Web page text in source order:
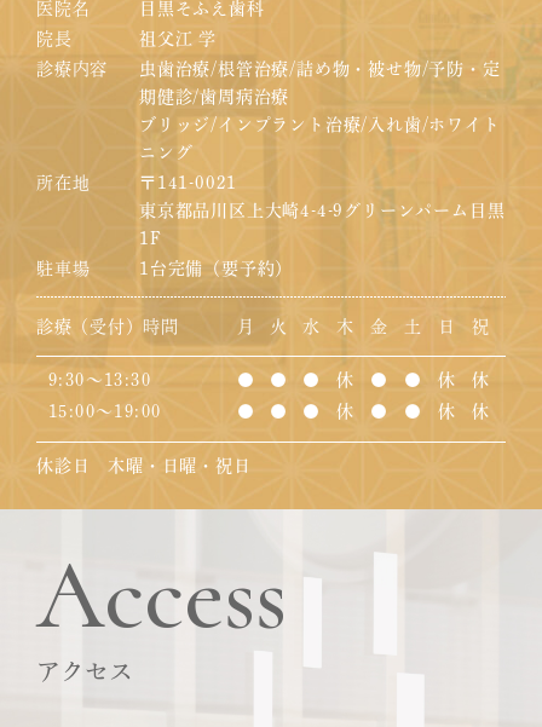
医院名
目黒そふえ歯科
院長
祖父江 学
診療内容
虫歯治療/根管治療/詰め物・被せ物/予防・定
期健診/歯周病治療
ブリッジ/インプラント治療/入れ歯/ホワイト
ニング
所在地
〒141-0021
東京都品川区上大崎4-4-9グリーンパーム目黒
1F
駐車場
1台完備（要予約）
診療（受付）時間 月 火 水 木 金 土 日 祝
9:30～13:30 ● ● ● 休 ● ● 休
休
15:00～19:00
● ● ● 休 ● ● 休 休
休診日 木曜・日曜・祝日
Access
アクセス